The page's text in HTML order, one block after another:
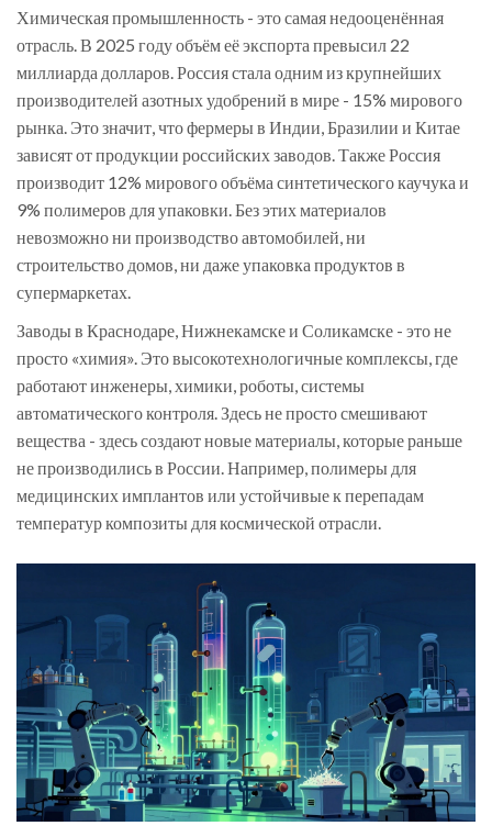
Химическая промышленность - это самая недооценённая
отрасль. В 2025 году объём её экспорта превысил 22
миллиарда долларов. Россия стала одним из крупнейших
производителей азотных удобрений в мире - 15% мирового
рынка. Это значит, что фермеры в Индии, Бразилии и Китае
зависят от продукции российских заводов. Также Россия
производит 12% мирового объёма синтетического каучука и
9% полимеров для упаковки. Без этих материалов
невозможно ни производство автомобилей, ни
строительство домов, ни даже упаковка продуктов в
супермаркетах.
Заводы в Краснодаре, Нижнекамске и Соликамске - это не
просто «химия». Это высокотехнологичные комплексы, где
работают инженеры, химики, роботы, системы
автоматического контроля. Здесь не просто смешивают
вещества - здесь создают новые материалы, которые раньше
не производились в России. Например, полимеры для
медицинских имплантов или устойчивые к перепадам
температур композиты для космической отрасли.